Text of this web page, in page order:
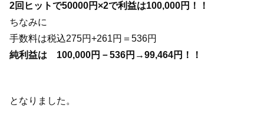
2回ヒットで50000円×2で利益は100,000円！！
ちなみに
手数料は税込275円+261円＝536円
純利益は 100,000円－536円→99,464円！！
となりました。